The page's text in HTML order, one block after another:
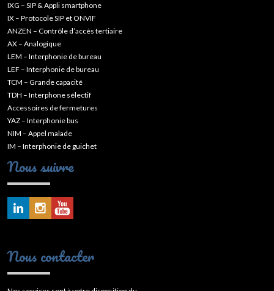
IXG – SIP & Appli smartphone
IX – Protocole SIP et ONVIF
ANZEN – Contrôle d’accès tertiaire
AX – Analogique
LEM – Interphonie de bureau
LEF – Interphonie de bureau
TCM – Grande capacité
TDH – Interphone sélectif
Accessoires de fermetures
YAZ – Interphonie bus
NIM – Appel malade
IM – Interphonie de guichet
Nous suivre
Nous contacter